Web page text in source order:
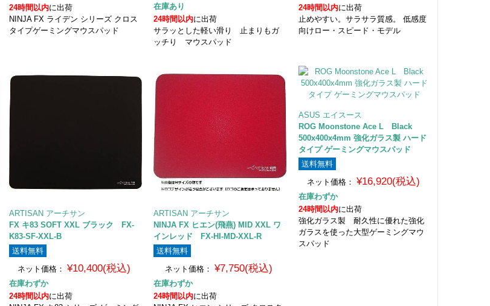
24時間以内に出荷
NINJA FX ライデン シリーズ クロス
タイプゲーミングマウスパッド
在庫あり
24時間以内に出荷
サラッとした軽い滑り 止まりもガ
ッチり マウスパッド
24時間以内に出荷
止めやすい。サラサラ質感。 低感度
向けロー・スピード・モデル
ARTISAN アーチサン
FX キ83 SOFT XXL ブラック FX-
K83-SF-XXL-B
送料無料
ネット価格：
¥10,400(税込)
在庫わずか
24時間以内に出荷
ARTISAN アーチサン
NINJA FX ヒエン(飛燕) MID XXL ワ
インレッド FX-HI-MD-XXL-R
送料無料
ネット価格：
¥7,750(税込)
在庫わずか
24時間以内に出荷
ASUS エイスース
ROG Moonstone Ace L Black
500x400x4mm 強化ガラス製 ハード
タイプ ゲーミングマウスパッド
送料無料
ネット価格： ¥16,920(税込)
在庫わずか
24時間以内に出荷
強化ガラス製 耐久性に優れた強化
ガラスを使った大型ゲーミングマウ
スパッド